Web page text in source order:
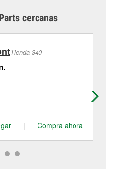
cercanas
Tienda 340
| Compra ahora